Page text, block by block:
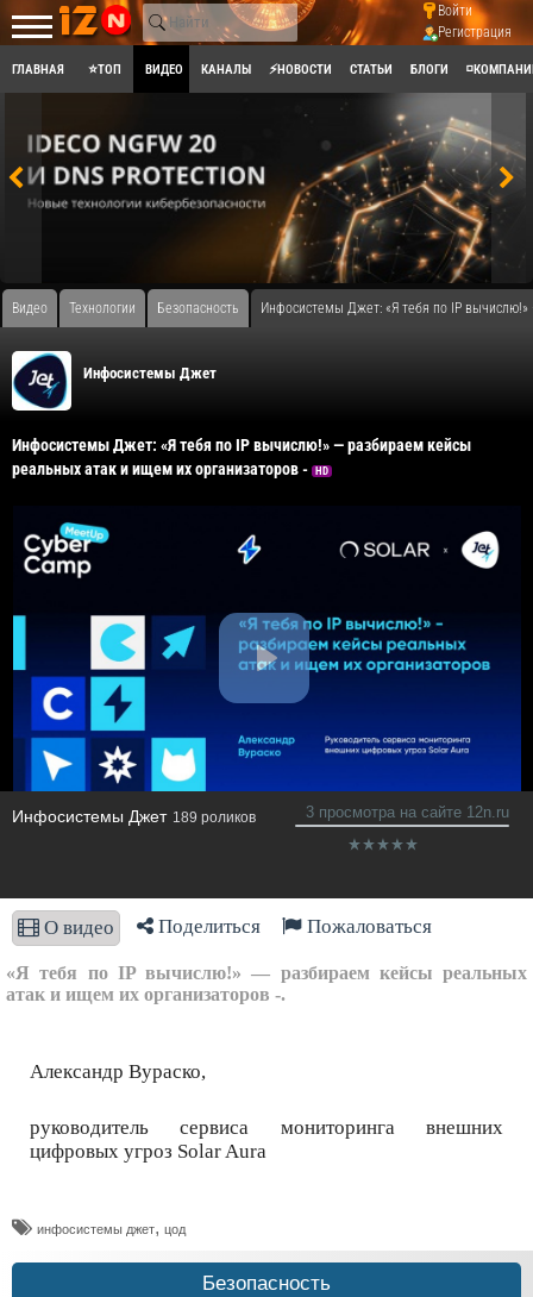
Войти
Регистрация
ГЛАВНАЯ ⭐ТОП ВИДЕО КАНАЛЫ ⚡НОВОСТИ СТАТЬИ БЛОГИ
Видео Технологии Безопасность Инфосистемы Джет: «Я тебя по IP
Инфосистемы Джет
Инфосистемы Джет: «Я тебя по IP вычислю!» — разбираем кейсы
реальных атак и ищем их организаторов -
HD
Инфосистемы Джет 189 роликов 3 просмотра на сайте 12n.ru
О видео Поделиться Пожаловаться
«Я тебя по IP вычислю!» — разбираем кейсы реальных
атак и ищем их организаторов -.
Александр Вураско,
руководитель сервиса мониторинга внешних
цифровых угроз Solar Aura
инфосистемы джет, цод
Безопасность